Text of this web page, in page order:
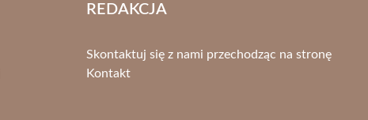
REDAKCJA
Skontaktuj się z nami przechodząc na stronę
Kontakt